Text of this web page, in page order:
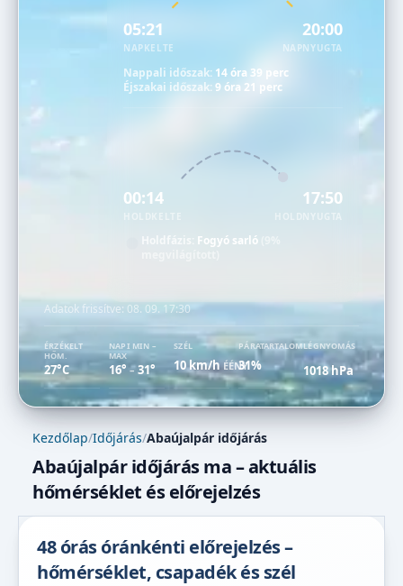
05:21
NAPKELTE
20:00
NAPNYUGTA
Nappali időszak: 14 óra 39 perc
Éjszakai időszak:9 óra 21 perc
00:14 17:50
HOLDNYUGTA
Holdfázis: Fogyó sarló
Adatok frissítve: 08. 09. 17:30
ÉRZÉKELT
HŐM.
27°C
NAPI MIN –
MAX
16° –31°
SZÉL
10 km/hÉÉNY
PÁRATARTALOM
31%
LÉGNYOMÁS
1018 hPa
Kezdőlap/Időjárás/Abaújalpár időjárás
Abaújalpár időjárás ma – aktuális
hőmérséklet és előrejelzés
48 órás óránkénti előrejelzés –
hőmérséklet, csapadék és szél